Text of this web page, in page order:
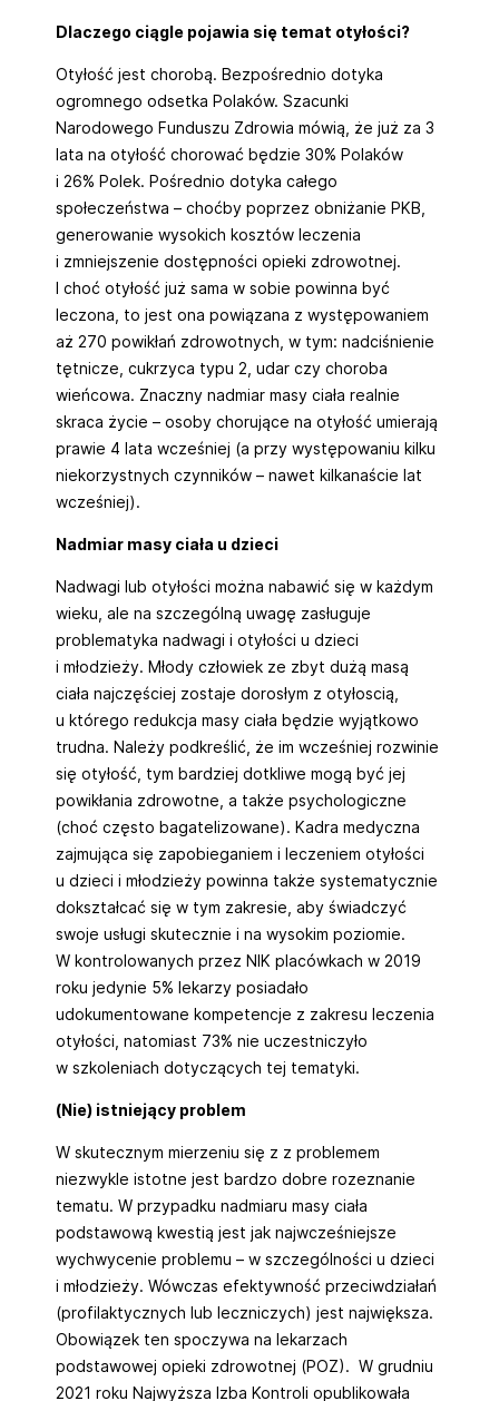
Dlaczego ciągle pojawia się temat otyłości?
Otyłość jest chorobą. Bezpośrednio dotyka
ogromnego odsetka Polaków. Szacunki
Narodowego Funduszu Zdrowia mówią, że już za 3
lata na otyłość chorować będzie 30% Polaków
i 26% Polek. Pośrednio dotyka całego
społeczeństwa – choćby poprzez obniżanie PKB,
generowanie wysokich kosztów leczenia
i zmniejszenie dostępności opieki zdrowotnej.
I choć otyłość już sama w sobie powinna być
leczona, to jest ona powiązana z występowaniem
aż 270 powikłań zdrowotnych, w tym: nadciśnienie
tętnicze, cukrzyca typu 2, udar czy choroba
wieńcowa. Znaczny nadmiar masy ciała realnie
skraca życie – osoby chorujące na otyłość umierają
prawie 4 lata wcześniej (a przy występowaniu kilku
niekorzystnych czynników – nawet kilkanaście lat
wcześniej).
Nadmiar masy ciała u dzieci
Nadwagi lub otyłości można nabawić się w każdym
wieku, ale na szczególną uwagę zasługuje
problematyka nadwagi i otyłości u dzieci
i młodzieży. Młody człowiek ze zbyt dużą masą
ciała najczęściej zostaje dorosłym z otyłoscią,
u którego redukcja masy ciała będzie wyjątkowo
trudna. Należy podkreślić, że im wcześniej rozwinie
się otyłość, tym bardziej dotkliwe mogą być jej
powikłania zdrowotne, a także psychologiczne
(choć często bagatelizowane). Kadra medyczna
zajmująca się zapobieganiem i leczeniem otyłości
u dzieci i młodzieży powinna także systematycznie
dokształcać się w tym zakresie, aby świadczyć
swoje usługi skutecznie i na wysokim poziomie.
W kontrolowanych przez NIK placówkach w 2019
roku jedynie 5% lekarzy posiadało
udokumentowane kompetencje z zakresu leczenia
otyłości, natomiast 73% nie uczestniczyło
w szkoleniach dotyczących tej tematyki.
(Nie) istniejący problem
W skutecznym mierzeniu się z z problemem
niezwykle istotne jest bardzo dobre rozeznanie
tematu. W przypadku nadmiaru masy ciała
podstawową kwestią jest jak najwcześniejsze
wychwycenie problemu – w szczególności u dzieci
i młodzieży. Wówczas efektywność przeciwdziałań
(profilaktycznych lub leczniczych) jest największa.
Obowiązek ten spoczywa na lekarzach
podstawowej opieki zdrowotnej (POZ). W grudniu
2021 roku Najwyższa Izba Kontroli opublikowała